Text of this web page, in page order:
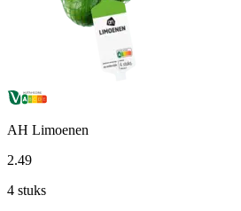
AH Limoenen
2.49
4 stuks